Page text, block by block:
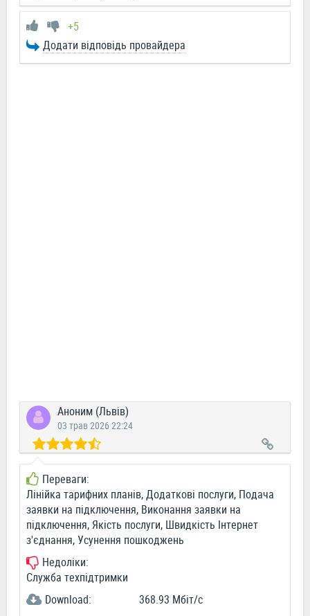
+5
Додати відповідь провайдера
Аноним (Львів)
03 трав 2026 22:24
Переваги:
Лінійка тарифних планів, Додаткові послуги, Подача
заявки на підключення, Виконання заявки на
підключення, Якість послуги, Швидкість Інтернет
з'єднання, Усунення пошкоджень
Недоліки:
Служба техпідтримки
Download:
368.93 Мбіт/c